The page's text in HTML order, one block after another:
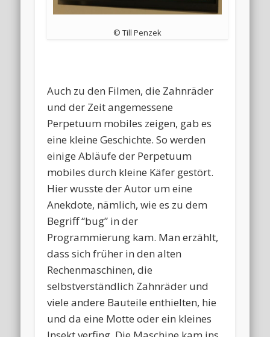
© Till Penzek
Auch zu den Filmen, die Zahnräder
und der Zeit angemessene
Perpetuum mobiles zeigen, gab es
eine kleine Geschichte. So werden
einige Abläufe der Perpetuum
mobiles durch kleine Käfer gestört.
Hier wusste der Autor um eine
Anekdote, nämlich, wie es zu dem
Begriff “bug” in der
Programmierung kam. Man erzählt,
dass sich früher in den alten
Rechenmaschinen, die
selbstverständlich Zahnräder und
viele andere Bauteile enthielten, hie
und da eine Motte oder ein kleines